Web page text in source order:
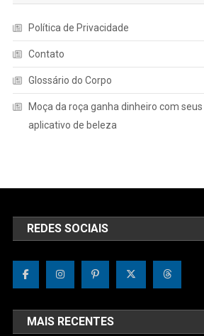
Política de Privacidade
Contato
Glossário do Corpo
Moça da roça ganha dinheiro com
aplicativo de beleza
REDES SOCIAIS
MAIS RECENTES